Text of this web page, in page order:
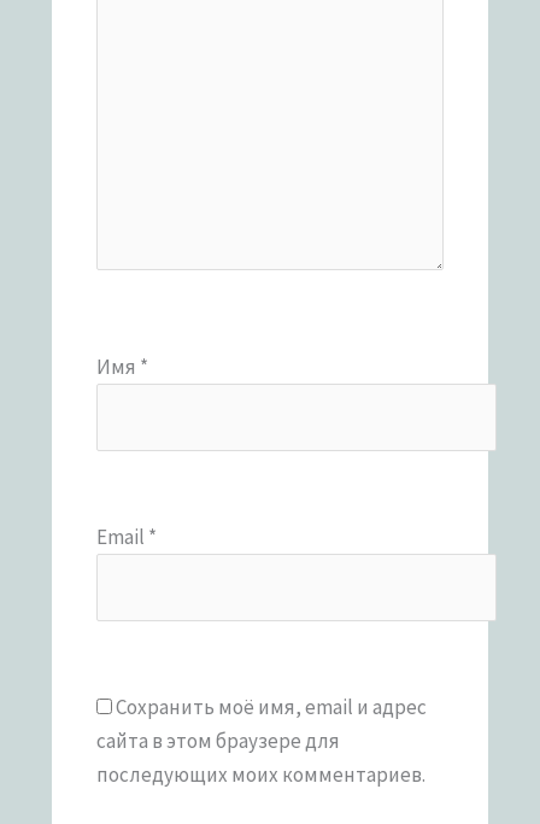
Имя *
Email *
Сохранить моё имя, email и адрес
сайта в этом браузере для
последующих моих комментариев.